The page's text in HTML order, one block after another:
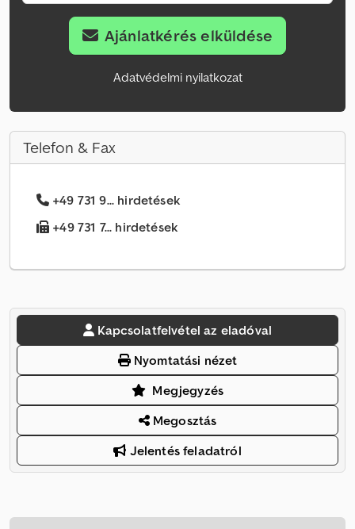
Ajánlatkérés elküldése
Adatvédelmi nyilatkozat
Telefon & Fax
+49 731 9... hirdetések
+49 731 7... hirdetések
Kapcsolatfelvétel az eladóval
Nyomtatási nézet
Megjegyzés
Megosztás
Jelentés feladatról